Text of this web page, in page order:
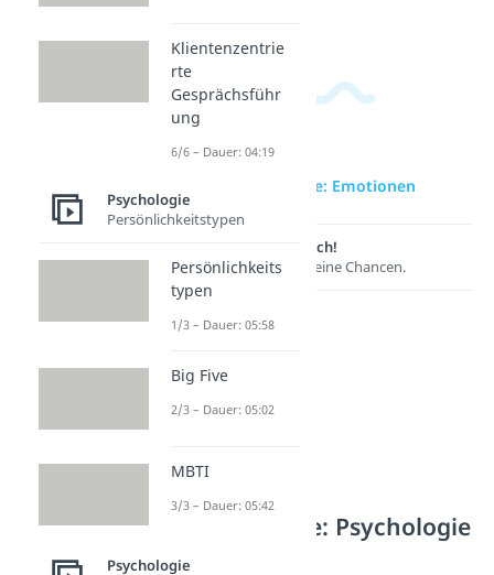
Dauer: 04:46
zur Videoseite: Emotionen
Lernen lohnt sich!
Entdecke hier deine Chancen.
Weitere Inhalte: Psychologie
Emotionen
Klientenzentrie
rte
Gesprächsführ
ung
6/6 – Dauer: 04:19
Psychologie
Persönlichkeitstypen
Persönlichkeits
typen
1/3 – Dauer: 05:58
Big Five
2/3 – Dauer: 05:02
MBTI
3/3 – Dauer: 05:42
Psychologie